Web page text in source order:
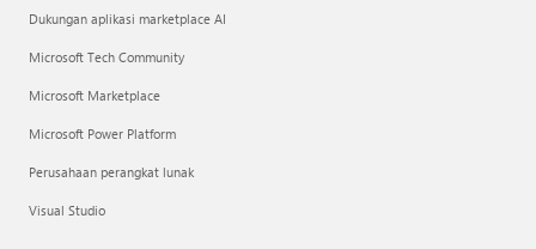
Dukungan aplikasi marketplace AI
Microsoft Tech Community
Microsoft Marketplace
Microsoft Power Platform
Perusahaan perangkat lunak
Visual Studio